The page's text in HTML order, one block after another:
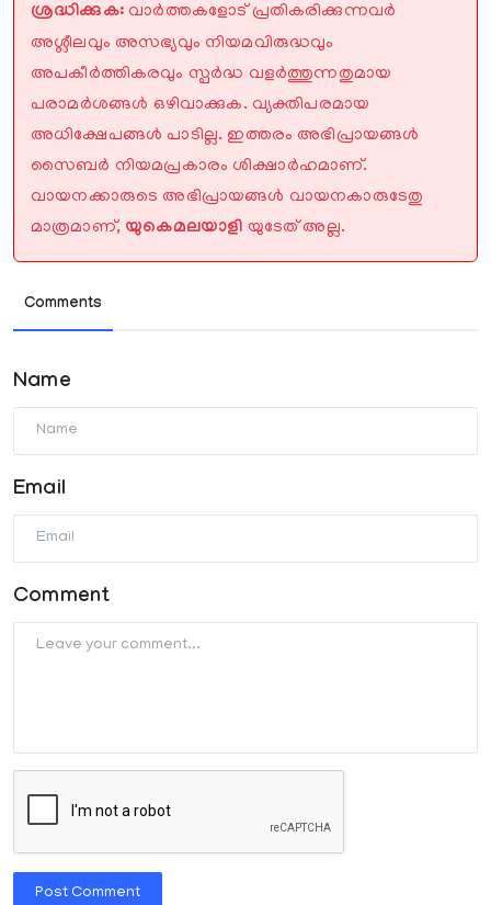
ശ്രദ്ധിക്കുക: വാർത്തകളോട് പ്രതികരിക്കുന്നവർ
അശ്ലീലവും അസഭ്യവും നിയമവിരുദ്ധവും
അപകീർത്തികരവും സ്പർദ്ധ വളർത്തുന്നതുമായ
പരാമർശങ്ങൾ ഒഴിവാക്കുക. വ്യക്തിപരമായ
അധിക്ഷേപങ്ങൾ പാടില്ല. ഇത്തരം അഭിപ്രായങ്ങൾ
സൈബർ നിയമപ്രകാരം ശിക്ഷാർഹമാണ്.
വായനക്കാരുടെ അഭിപ്രായങ്ങൾ വായനകാരുടേതു
മാത്രമാണ്, യുകെമലയാളി യുടേത് അല്ല.
Comments
Name
Email
Comment
Post Comment